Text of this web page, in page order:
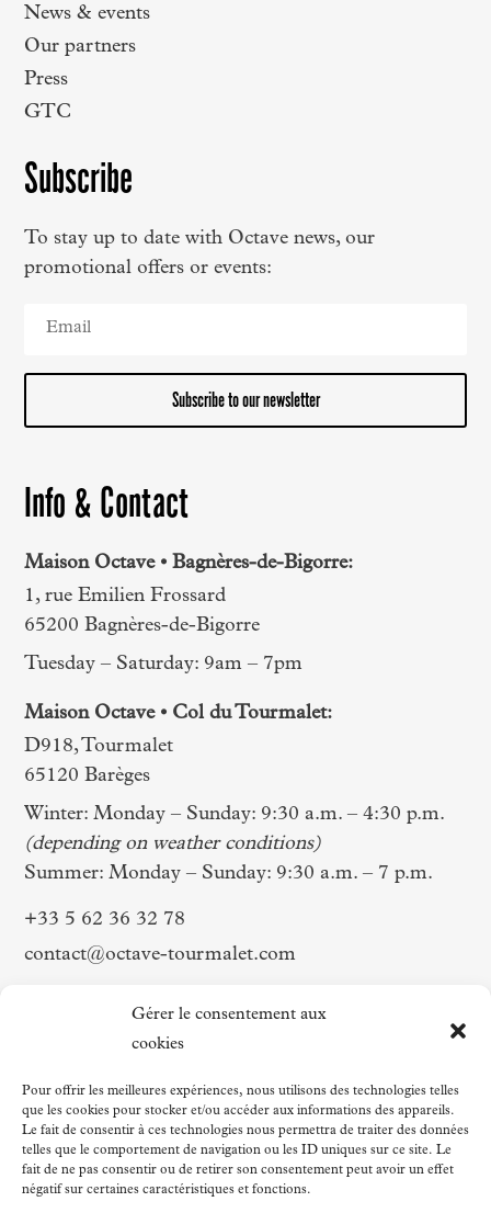
Gérer le consentement aux
cookies
Pour offrir les meilleures expériences, nous utilisons des technologies telles
que les cookies pour stocker et/ou accéder aux informations des appareils.
Le fait de consentir à ces technologies nous permettra de traiter des données
telles que le comportement de navigation ou les ID uniques sur ce site. Le
fait de ne pas consentir ou de retirer son consentement peut avoir un effet
négatif sur certaines caractéristiques et fonctions.
News & events
Our partners
Press
GTC
Subscribe
To stay up to date with Octave news, our
promotional offers or events:
Subscribe to our newsletter
Info & Contact
Maison Octave • Bagnères-de-Bigorre:
1, rue Emilien Frossard
65200 Bagnères-de-Bigorre
Tuesday – Saturday: 9am – 7pm
Maison Octave • Col du Tourmalet:
D918, Tourmalet
65120 Barèges
Winter: Monday – Sunday: 9:30 a.m. – 4:30 p.m.
(depending on weather conditions)
Summer: Monday – Sunday: 9:30 a.m. – 7 p.m.
+33 5 62 36 32 78
contact@octave-tourmalet.com
Follow us on
Facebook
Instagram
LinkedIn
Strava